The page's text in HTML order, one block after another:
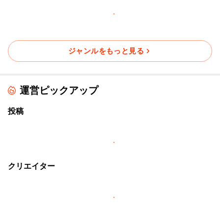
ジャンルをもっと見る
運営ピックアップ
投稿
クリエイター